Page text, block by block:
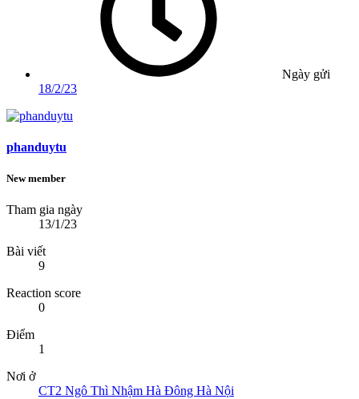
Ngày gửi
18/2/23
phanduytu
New member
Tham gia ngày
13/1/23
Bài viết
9
Reaction score
0
Điểm
1
Nơi ở
CT2 Ngô Thì Nhậm Hà Đông Hà Nội